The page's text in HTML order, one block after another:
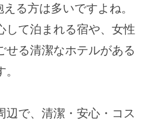
る方は多いですよね。
して泊まれる宿や、女性
せる清潔なホテルがある
辺で、清潔・安心・コス